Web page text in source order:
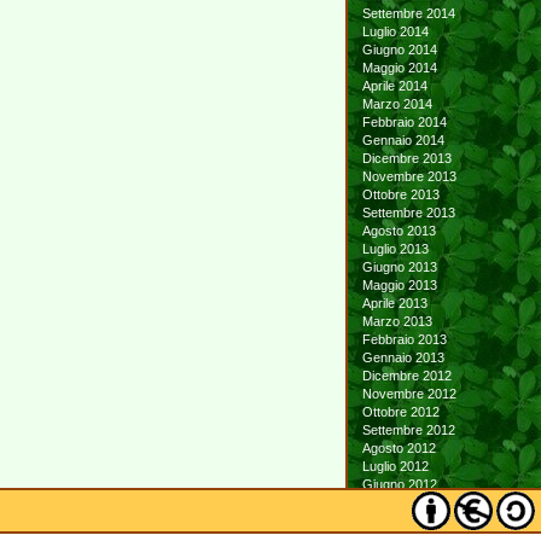
Settembre 2014
Luglio 2014
Giugno 2014
Maggio 2014
Aprile 2014
Marzo 2014
Febbraio 2014
Gennaio 2014
Dicembre 2013
Novembre 2013
Ottobre 2013
Settembre 2013
Agosto 2013
Luglio 2013
Giugno 2013
Maggio 2013
Aprile 2013
Marzo 2013
Febbraio 2013
Gennaio 2013
Dicembre 2012
Novembre 2012
Ottobre 2012
Settembre 2012
Agosto 2012
Luglio 2012
Giugno 2012
Maggio 2012
Aprile 2012